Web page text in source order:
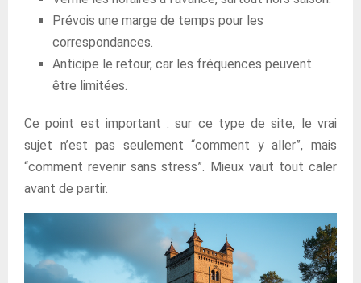
Prévois une marge de temps pour les
correspondances.
Anticipe le retour, car les fréquences peuvent
être limitées.
Ce point est important : sur ce type de site, le vrai
sujet n’est pas seulement “comment y aller”, mais
“comment revenir sans stress”. Mieux vaut tout caler
avant de partir.